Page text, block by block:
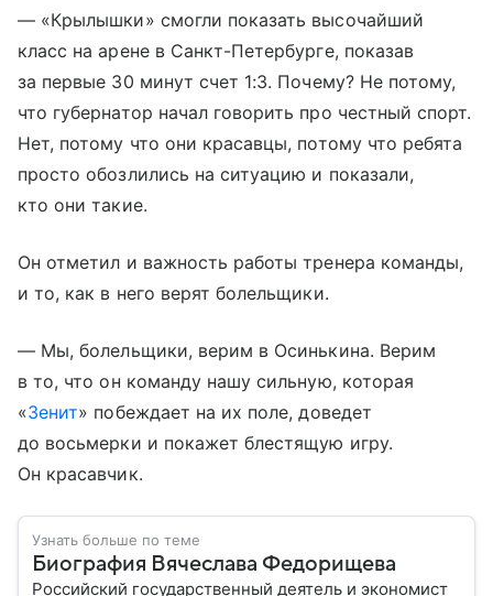
— «Крылышки» смогли показать высочайший
класс на арене в Санкт-Петербурге, показав
за первые 30 минут счет 1:3. Почему? Не потому,
что губернатор начал говорить про честный спорт.
Нет, потому что они красавцы, потому что ребята
просто обозлились на ситуацию и показали,
кто они такие.
Он отметил и важность работы тренера команды,
и то, как в него верят болельщики.
— Мы, болельщики, верим в Осинькина. Верим
в то, что он команду нашу сильную, которая
«Зенит» побеждает на их поле, доведет
до восьмерки и покажет блестящую игру.
Он красавчик.
Узнать больше по теме
Биография Вячеслава Федорищева
Российский государственный деятель и экономист